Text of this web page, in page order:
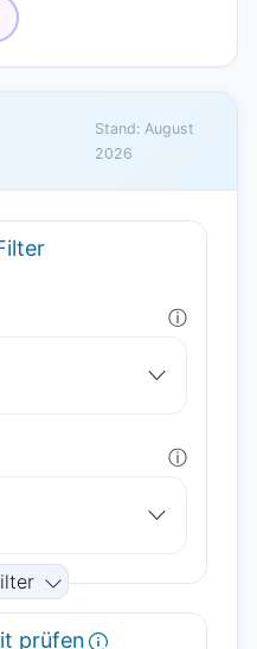
Stand: August
2026